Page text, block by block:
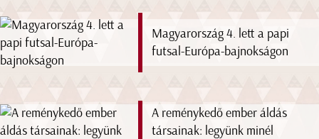
Magyarország 4. lett a papi
futsal-Európa-bajnokságon
A reménykedő ember áldás
társainak: legyünk minél